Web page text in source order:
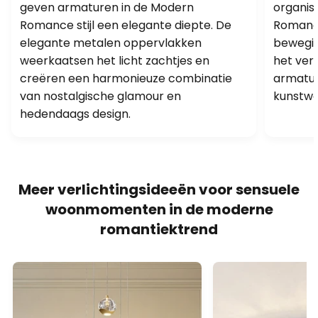
geven armaturen in de Modern
Romance stijl een elegante diepte. De
elegante metalen oppervlakken
weerkaatsen het licht zachtjes en
creëren een harmonieuze combinatie
van nostalgische glamour en
hedendaags design.
het
Meer verlichtingsideeën voor sensuele
woonmomenten in de moderne
romantiektrend